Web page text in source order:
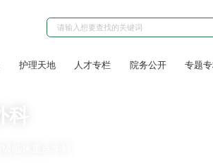
护理天地 人才专栏 院务公开 专题
科